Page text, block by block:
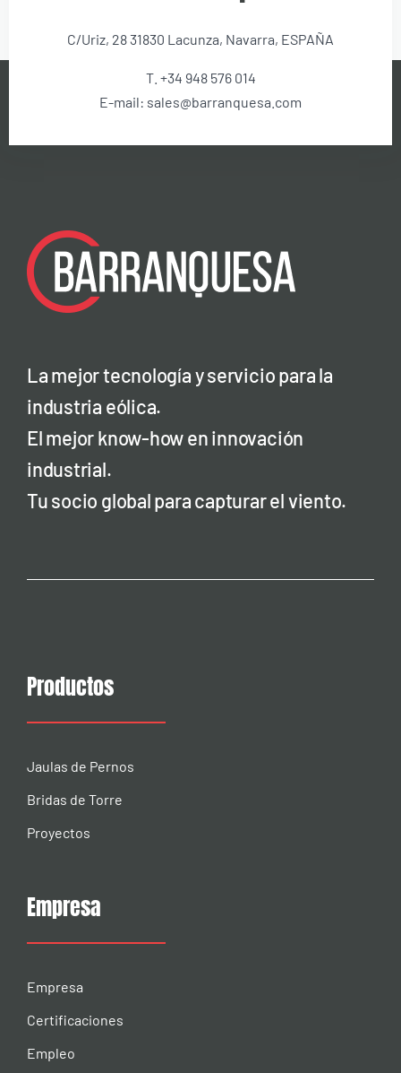
C/Uriz, 28 31830 Lacunza, Navarra, ESPAÑA
T. +34 948 576 014
E-mail: sales@barranquesa.com
La mejor tecnología y servicio para la
industria eólica.
El mejor know-how en innovación
industrial.
Tu socio global para capturar el viento.
Productos
Jaulas de Pernos
Bridas de Torre
Proyectos
Empresa
Empresa
Certificaciones
Empleo